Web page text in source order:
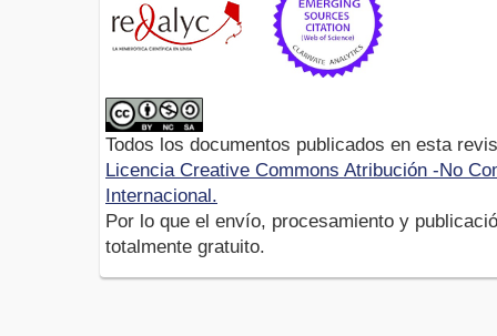
Todos los documentos publicados en esta
Licencia Creative Commons Atribución -No
Internacional.
Por lo que el envío, procesamiento y
totalmente gratuito.